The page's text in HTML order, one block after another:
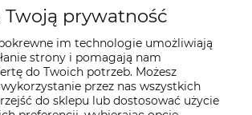
zwroty
Twoją prywatność
im technologie umożliwiają
strony i pomagają nam
do Twoich potrzeb. Możesz
przez nas wszystkich
do sklepu lub dostosować użycie